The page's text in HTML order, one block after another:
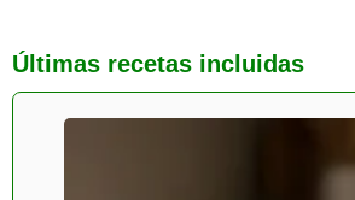
Últimas recetas incluidas